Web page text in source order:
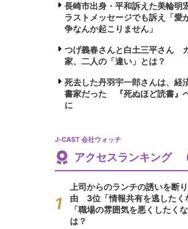
長崎市出身・平和訴えた美輪明
ラストメッセージでも訴え「
争なんか起こりません」
つげ義春さんと白土三平さん
家、二人の「違い」とは？
死去した丹羽宇一郎さんは、経
書家だった 『死ぬほど読書』
に
J-CAST 会社ウォッチ
アクセスランキング
上司からのランチの誘いを断
由 3位「情報共有を逃したく
「職場の雰囲気を悪くしたく
は？